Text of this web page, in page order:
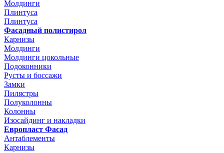
Молдинги
Плинтуса
Плинтуса
Фасадный полистирол
Карнизы
Молдинги
Молдинги цокольные
Подоконники
Русты и боссажи
Замки
Пилястры
Полуколонны
Колонны
Изосайдинг и накладки
Европласт Фасад
Антаблементы
Карнизы